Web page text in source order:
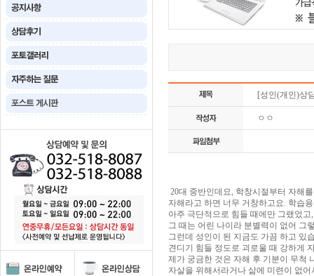
[성인(개인)상
ㅇㅇ
20대 중반인데요, 학창시절부터 자해
자해라고 하면 너무 거창하고요. 학습
아주 극단적으로 힘들 때에만 그랬었
그 때는 어린 나이라 분별력이 없어 그
그런데 성인이 된 지금도 가끔 하고 있
견디기 힘들 정도로 괴로울 때 강하게
제가 궁금한 것은 자해 후 기분이 무척
자살을 위해서라거나 삶에 미련이 없